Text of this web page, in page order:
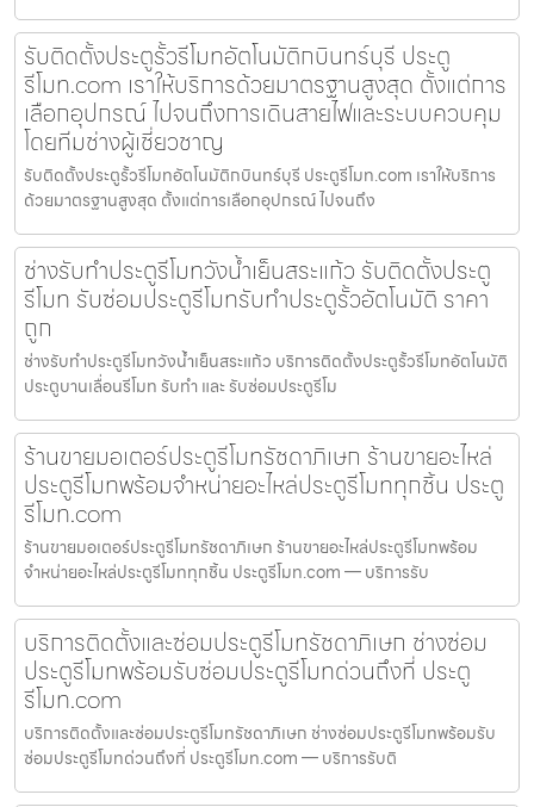
รับติดตั้งประตูรั้วรีโมทอัตโนมัติกบินทร์บุรี ประตู
รีโมท.com เราให้บริการด้วยมาตรฐานสูงสุด ตั้งแต่การ
เลือกอุปกรณ์ ไปจนถึงการเดินสายไฟและระบบควบคุม
โดยทีมช่างผู้เชี่ยวชาญ
รับติดตั้งประตูรั้วรีโมทอัตโนมัติกบินทร์บุรี ประตูรีโมท.com เราให้บริการ
ด้วยมาตรฐานสูงสุด ตั้งแต่การเลือกอุปกรณ์ ไปจนถึง
ช่างรับทำประตูรีโมทวังน้ำเย็นสระแก้ว รับติดตั้งประตู
รีโมท รับซ่อมประตูรีโมทรับทำประตูรั้วอัตโนมัติ ราคา
ถูก
ช่างรับทำประตูรีโมทวังน้ำเย็นสระแก้ว บริการติดตั้งประตูรั้วรีโมทอัตโนมัติ
ประตูบานเลื่อนรีโมท รับทำ และ รับซ่อมประตูรีโม
ร้านขายมอเตอร์ประตูรีโมทรัชดาภิเษก ร้านขายอะไหล่
ประตูรีโมทพร้อมจำหน่ายอะไหล่ประตูรีโมททุกชิ้น ประตู
รีโมท.com
ร้านขายมอเตอร์ประตูรีโมทรัชดาภิเษก ร้านขายอะไหล่ประตูรีโมทพร้อม
จำหน่ายอะไหล่ประตูรีโมททุกชิ้น ประตูรีโมท.com — บริการรับ
บริการติดตั้งและซ่อมประตูรีโมทรัชดาภิเษก ช่างซ่อม
ประตูรีโมทพร้อมรับซ่อมประตูรีโมทด่วนถึงที่ ประตู
รีโมท.com
บริการติดตั้งและซ่อมประตูรีโมทรัชดาภิเษก ช่างซ่อมประตูรีโมทพร้อมรับ
ซ่อมประตูรีโมทด่วนถึงที่ ประตูรีโมท.com — บริการรับติ